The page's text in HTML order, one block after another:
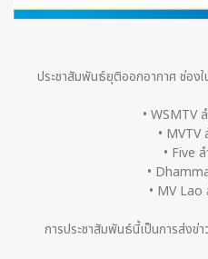
ประชาสัมพันธ์ยุติออกอากาศ ช่อง
• WSMTV
• MVTV
• Five
•
• MV Lao
การประชาสัมพันธ์นี้เป็นการส่ง